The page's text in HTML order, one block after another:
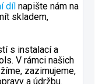
díl napište nám na
skladem,
s instalací a
V rámci našich
zazimujeme,
a údržbu.